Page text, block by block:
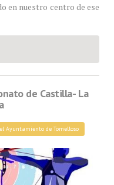
en nuestro centro de ese
de Castilla- La
Ayuntamiento de Tomelloso